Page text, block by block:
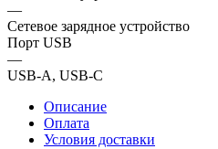
—
Сетевое зарядное устройство
Порт USB
—
USB-A, USB-C
Описание
Оплата
Условия доставки